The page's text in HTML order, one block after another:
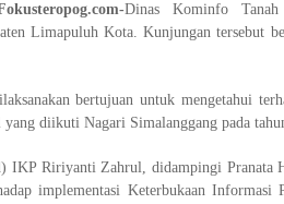
Dinas Kominfo
Limapuluh Kota. Kunjungan tersebut
bertujuan untuk mengetahui
diikuti Nagari Simalanggang pada
IKP Ririyanti Zahrul, didampingi Pranata
implementasi Keterbukaan